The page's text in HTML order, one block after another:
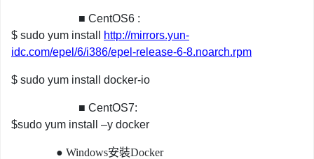
■ CentOS6 :
$ sudo yum install
http://mirrors.yun-
idc.com/epel/6/i386/epel-release-6-8.noarch.rpm
$ sudo yum install docker-io
■ CentOS7:
$sudo yum install –y docker
● Windows安裝Docker